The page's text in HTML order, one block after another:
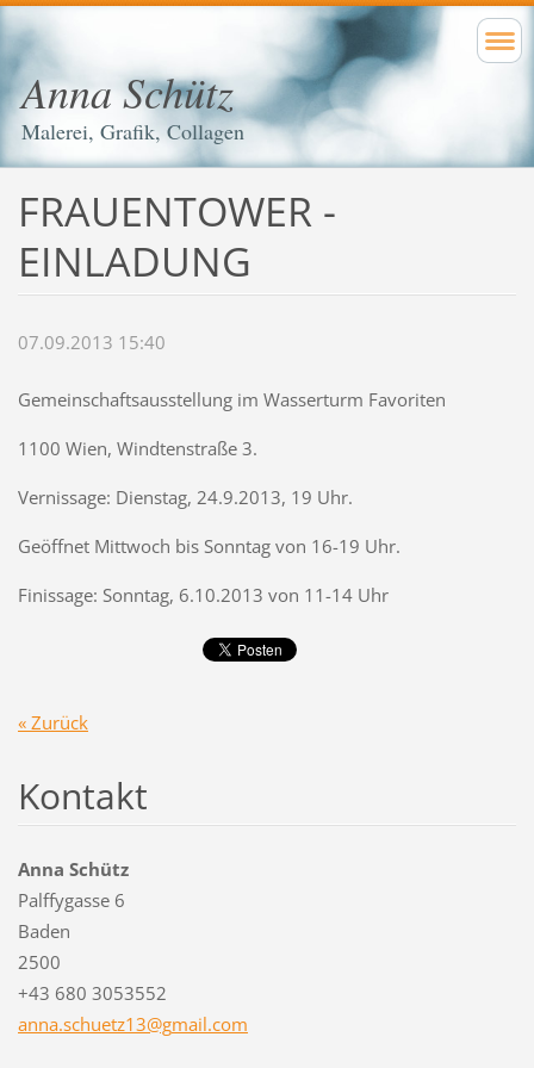
Anna Schütz
Malerei, Grafik, Collagen
FRAUENTOWER -
EINLADUNG
07.09.2013 15:40
Gemeinschaftsausstellung im Wasserturm Favoriten
1100 Wien, Windtenstraße 3.
Vernissage: Dienstag, 24.9.2013, 19 Uhr.
Geöffnet Mittwoch bis Sonntag von 16-19 Uhr.
Finissage: Sonntag, 6.10.2013 von 11-14 Uhr
« Zurück
Kontakt
Anna Schütz
Palffygasse 6
Baden
2500
+43 680 3053552
anna.schuetz13@gmail.com